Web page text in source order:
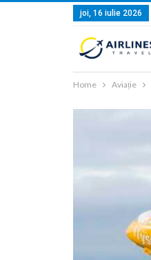
joi, 16 iulie 2026
Home Aviație